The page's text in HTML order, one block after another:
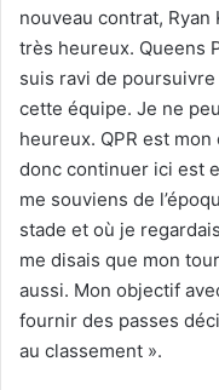
nouveau contrat, Ryan
très heureux. Queens
suis ravi de
cette équipe. Je ne
heureux. QPR est
donc continuer ici est
me souviens de
stade et où je
me disais que mon
aussi. Mon objectif
fournir des passes
au classement ».